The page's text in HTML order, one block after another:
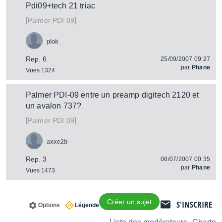
Pdi09+tech 21 triac
[PalmerPDI 09]
Rep. 6
Vues 1324
plok
25/09/2007 09:27
par Phane
Palmer PDI-09 entre un preamp digitech 2120 et
un avalon 737?
[PalmerPDI 09]
Rep. 3
Vues 1473
axxe2b
08/07/2007 00:35
par Phane
S'INSCRIRE
Créer un sujet
Légende
Options